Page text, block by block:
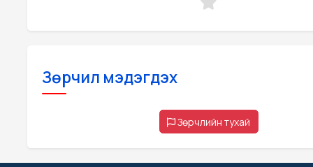
Зөрчил мэдэгдэх
Зөрчлийн тухай